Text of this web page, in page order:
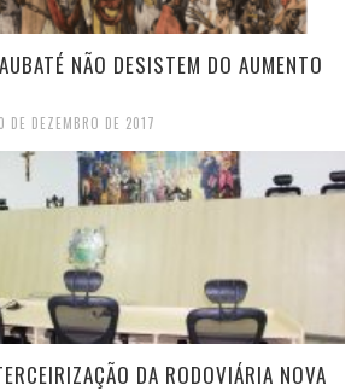
NÃO DESISTEM DO AUMENTO
DE DEZEMBRO DE 2017
DA RODOVIÁRIA NOVA